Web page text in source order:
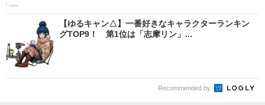
【ゆるキャン△】一番好きなキャラクターランキン
グTOP9！ 第1位は「志摩リン」...
Recommended by